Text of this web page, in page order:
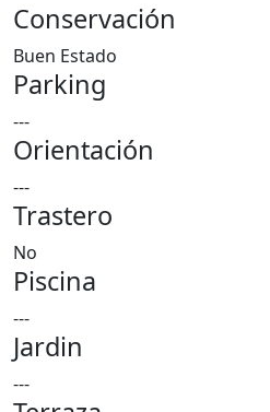
Conservación
Buen Estado
Parking
---
Orientación
---
Trastero
No
Piscina
---
Jardin
---